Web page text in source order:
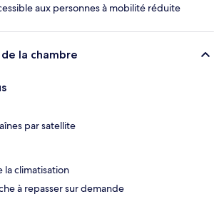
aux personnes à mobilité réduite
la chambre
par satellite
la climatisation
à repasser sur demande